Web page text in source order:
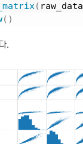
( raw_data
()
.